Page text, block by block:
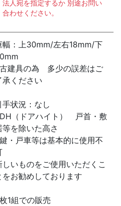
法人宛を指定するか 別途お問い
合わせください。
幅：上30mm/左右18mm/下
建具の為 多少の誤差はご
承ください
手状況：なし
（ドアハイト） 戸首・敷
等を除いた高さ
・戸車等は基本的に使用不
しいものをご使用いただくこ
をお勧めしております
1組での販売